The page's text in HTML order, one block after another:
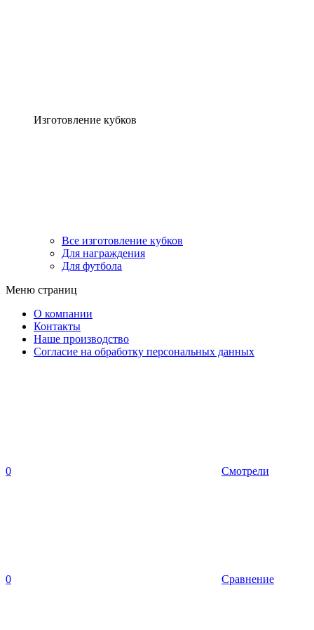
Изготовление кубков
Все изготовление кубков
Для награждения
Для футбола
Меню страниц
О компании
Контакты
Наше производство
Согласие на обработку персональных данных
0 Смотрели
0 Сравнение